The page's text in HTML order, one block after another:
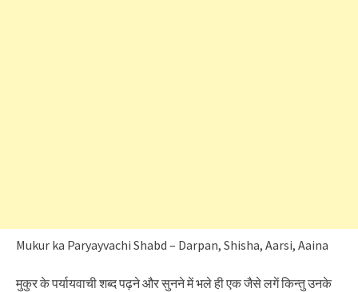
Mukur ka Paryayvachi Shabd – Darpan, Shisha, Aarsi, Aaina
मुकुर के पर्यायवाची शब्द पढ़ने और सुनने में भले ही एक जैसे लगें किन्तु उनके